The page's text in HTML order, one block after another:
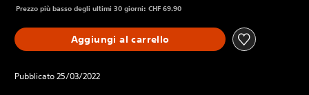
Prezzo più basso degli ultimi 30 giorni: CHF 69.90
Aggiungi al carrello
Pubblicato 25/03/2022